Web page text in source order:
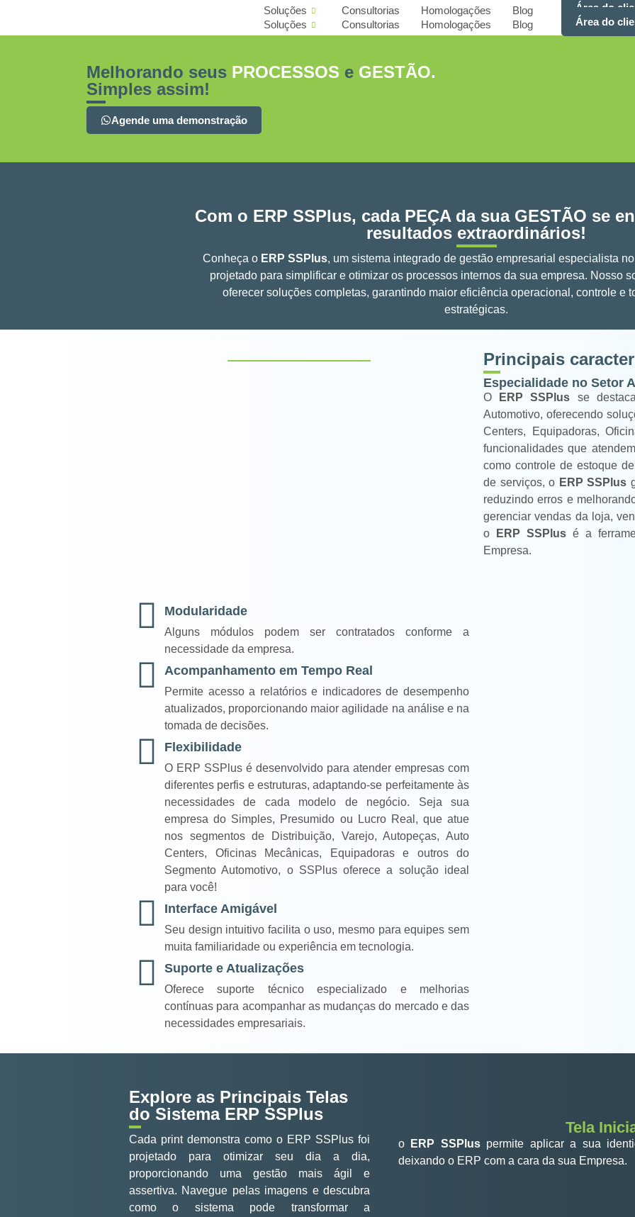
Soluções Consultorias Homologações Blog Área do
Soluções Consultorias Homologações Blog Área do
Melhorando seus PROCESSOS e GESTÃO.
Simples assim!
Agende uma demonstração
Com o ERP SSPlus, cada PEÇA da sua GESTÃO se
resultados extraordinários!
Conheça o ERP SSPlus, um sistema integrado de gestão empresarial especialista
projetado para simplificar e otimizar os processos internos da sua empresa. Nosso
oferecer soluções completas, garantindo maior eficiência operacional, controle e
estratégicas.
Principais
Especialidade no Setor
O ERP SSPlus se
Automotivo, oferecendo
Centers, Equipadoras,
funcionalidades que
como controle de estoque
de serviços, o ERP SSPlus
reduzindo erros e
gerenciar vendas da loja,
o
ERP SSPlus é a
Empresa.
Modularidade
Alguns módulos podem ser contratados conforme a
necessidade da empresa.
Acompanhamento em Tempo Real
Permite acesso a relatórios e indicadores de desempenho
atualizados, proporcionando maior agilidade na análise e na
tomada de decisões.
Flexibilidade
O ERP SSPlus é desenvolvido para atender empresas com
diferentes perfis e estruturas, adaptando-se perfeitamente às
necessidades de cada modelo de negócio. Seja sua
empresa do Simples, Presumido ou Lucro Real, que atue
nos segmentos de Distribuição, Varejo, Autopeças, Auto
Centers, Oficinas Mecânicas, Equipadoras e outros do
Segmento Automotivo, o SSPlus oferece a solução ideal
para você!
Interface Amigável
Seu design intuitivo facilita o uso, mesmo para equipes sem
muita familiaridade ou experiência em tecnologia.
Suporte e Atualizações
Oferece suporte técnico especializado e melhorias
contínuas para acompanhar as mudanças do mercado e das
necessidades empresariais.
Explore as Principais Telas
do Sistema ERP SSPlus
Cada print demonstra como o ERP SSPlus foi
projetado para otimizar seu dia a dia,
proporcionando uma gestão mais ágil e
assertiva. Navegue pelas imagens e descubra
como o sistema pode transformar a
Tela
o ERP SSPluspermite aplicar a sua
deixando o ERP com a cara da sua Empresa.